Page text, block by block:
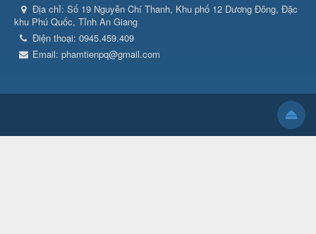
Địa chỉ: Số 19 Nguyễn Chí Thanh, Khu phố 12 Dương Đông, Đặc
khu Phú Quốc, Tỉnh An Giang
Điện thoại: 0945.459.409
Email: phamtienpq@gmail.com